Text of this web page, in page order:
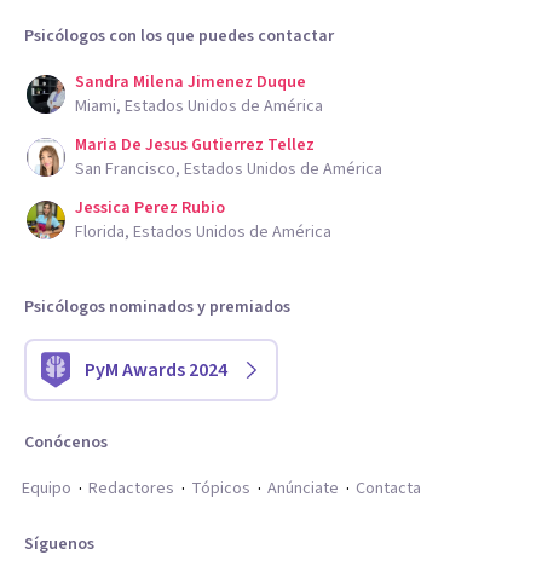
Psicólogos con los que puedes contactar
Sandra Milena Jimenez Duque
Miami, Estados Unidos de América
Maria De Jesus Gutierrez Tellez
San Francisco, Estados Unidos de América
Jessica Perez Rubio
Florida, Estados Unidos de América
Psicólogos nominados y premiados
PyM Awards 2024
Conócenos
Equipo
Redactores Tópicos Anúnciate Contacta
Síguenos